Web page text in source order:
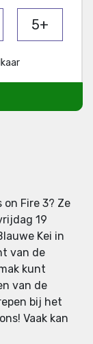
5+
Fire 3? Ze
19
Kei in
van de
kunt
van de
bij het
Vaak kan